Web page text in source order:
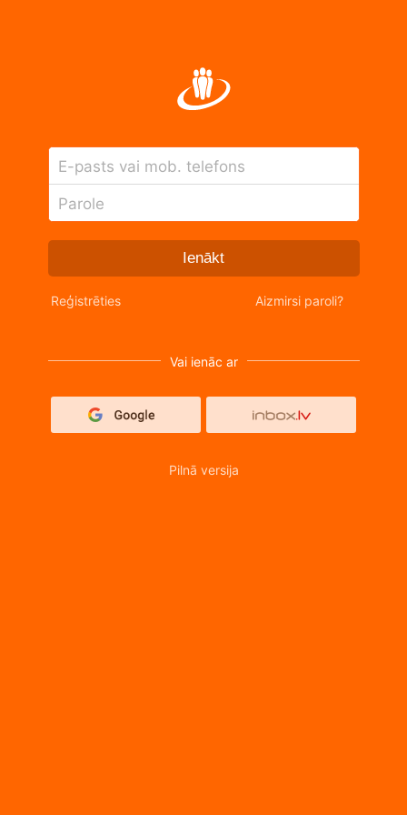
E-pasts vai mob. telefons
Parole
Ienākt
Reģistrēties Aizmirsi paroli?
Vai ienāc ar
Pilnā versija